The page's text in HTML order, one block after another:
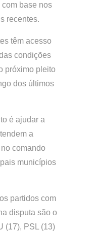
base nos
recentes.
têm acesso
condições
próximo pleito
dos últimos
é ajudar a
a
comando
municípios
partidos com
disputa são o
(17), PSL (13)